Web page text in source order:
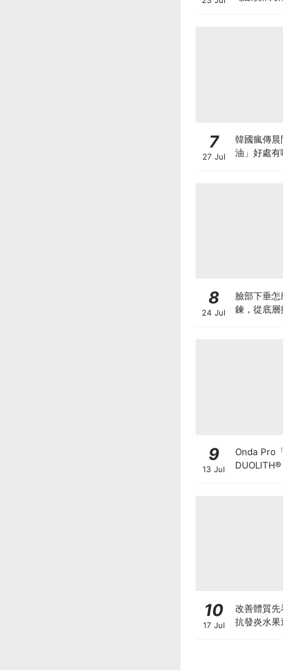
7
27 Jul
韓國瘋傳
油」好處有
8
24 Jul
臉部下垂
鍊，從底
9
13 Jul
Onda Pro
DUOLITH®
10
17 Jul
改善體質
抗發炎水